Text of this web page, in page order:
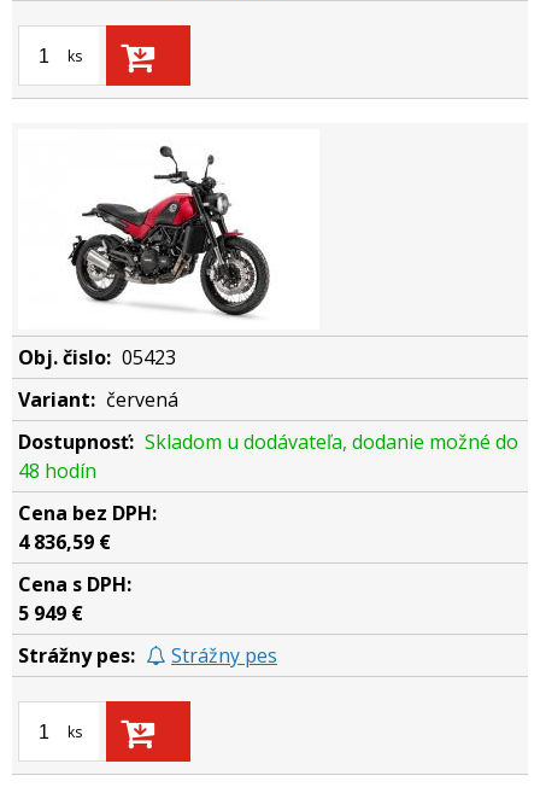
ks
05423
červená
Skladom u dodávateľa, dodanie možné do
48 hodín
4 836,59 €
5 949 €
Strážny pes
ks